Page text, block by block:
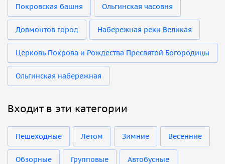
Покровская башня Ольгинская часовня
Довмонтов город Набережная реки Великая
Церковь Покрова и Рождества Пресвятой Богородицы
Ольгинская набережная
Входит в эти категории
Пешеходные Летом Зимние Весенние
Обзорные Групповые Автобусные